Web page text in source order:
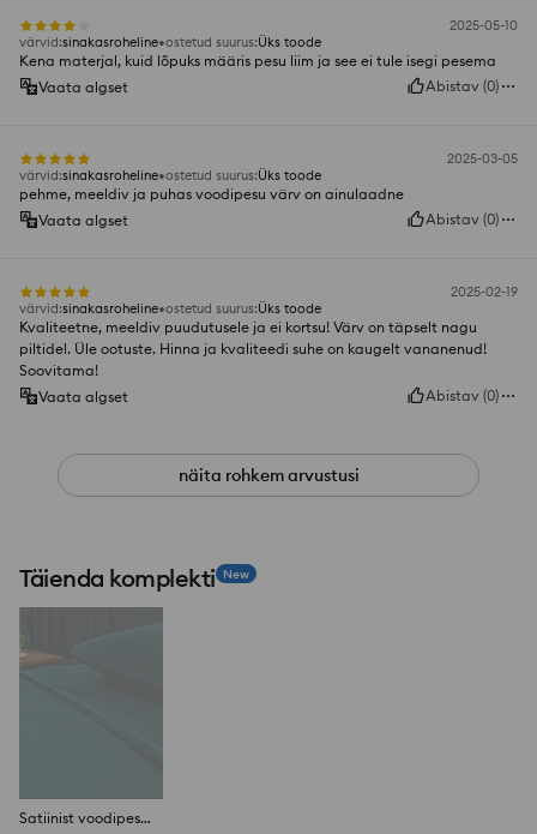
2025-05-10
värvid:sinakasroheline ostetud suurus:Üks toode
Kena materjal, kuid lõpuks määris pesu liim ja see ei tule isegi pesema
Vaata algset
Abistav (0)
2025-03-05
värvid:sinakasroheline ostetud suurus:Üks toode
pehme, meeldiv ja puhas voodipesu värv on ainulaadne
Vaata algset
Abistav (0)
2025-02-19
värvid:sinakasroheline ostetud suurus:Üks toode
Kvaliteetne, meeldiv puudutusele ja ei kortsu! Värv on täpselt nagu
piltidel. Üle ootuste. Hinna ja kvaliteedi suhe on kaugelt vananenud!
Soovitama!
Vaata algset
Abistav (0)
näita rohkem arvustusi
Täienda komplekti New
Satiinist voodipesu 160x200